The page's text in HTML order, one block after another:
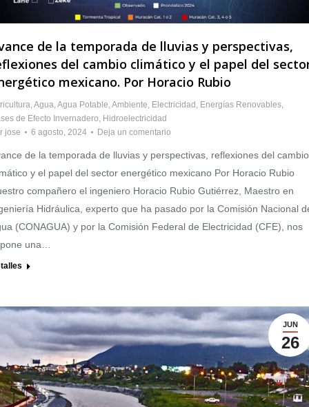
de la temporada de lluvias y perspectivas,
del cambio climático y el papel del
mexicano. Por Horacio Rubio
,Agua,Agua Potable,Ambiente, Electricidad , Energías Renovables,
de Efecto Invernadero, Hidroelectricidad
jose 6 agosto, 2024 Deja un comentario
de la temporada de lluvias y perspectivas, reflexiones del cambio
y el papel del sector energético mexicano Por Horacio Rubio
compañero el ingeniero Horacio Rubio Gutiérrez, Maestro en
Hidráulica, experto que ha pasado por la Comisión Nacional
(CONAGUA) y por la Comisión Federal de Electricidad (CFE), nos
una…
JUN
26